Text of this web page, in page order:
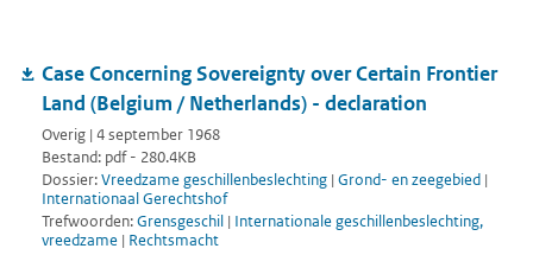
Case Concerning Sovereignty over Certain Frontier
Land (Belgium / Netherlands) - declaration
Overig | 4 september 1968
Bestand: pdf - 280.4KB
Dossier:Vreedzame geschillenbeslechting | Grond- en zeegebied |
Internationaal Gerechtshof
Trefwoorden:Grensgeschil | Internationale geschillenbeslechting,
vreedzame | Rechtsmacht